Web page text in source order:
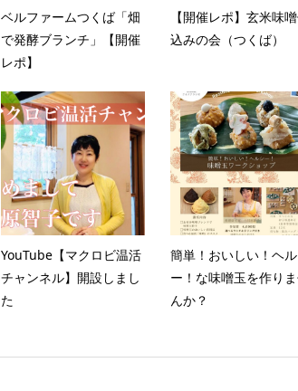
ベルファームつくば「畑
で発酵ブランチ」【開催
レポ】
【開催レポ】玄米味
込みの会（つくば）
YouTube【マクロビ温活
チャンネル】開設しまし
た
簡単！おいしい！ヘ
ー！な味噌玉を作り
んか？